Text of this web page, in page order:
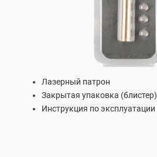
Лазерный патрон
Закрытая упаковка (блистер)
Инструкция по эксплуатации